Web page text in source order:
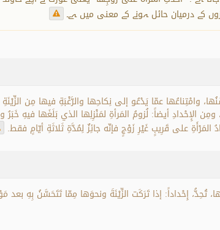
کے درمیان حائل ہونے کے معنی میں ہے۔
وامْتِناعُها عمّا يَدْعُو إلى نِكاحِها والرَّغْبَةِ فيها مِن الزِّيْنَةِ
الإِحْدادِ أيضاً: لُزومُ المَرأةِ لمَنْزِلِها الذي بَلَغَها فيهِ
على قَرِيبٍ غَيْرِ زَوْجٍ فإنّه جائِزٌ لِمُدَّةِ ثَلاثَةِ أيّامٍ فقط.
إِحْداداً: إذا تَرَكَت الزِّيْنَةَ ونحوَها مِمّا تَتَحَسَّنُ بِهِ بعد